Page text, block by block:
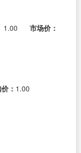
1.00
市场价：
： 1.00